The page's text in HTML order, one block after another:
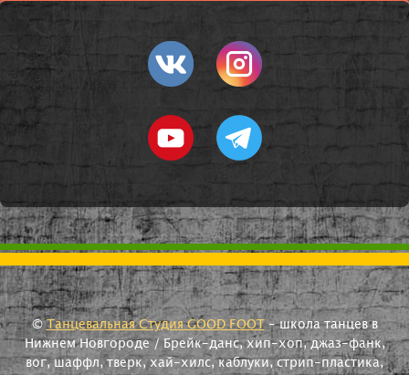
© Танцевальная Студия GOOD FOOT- школа танцев в
Нижнем Новгороде / Брейк-данс, хип-хоп, джаз-фанк,
вог, шаффл, тверк, хай-хилс, каблуки, стрип-пластика,